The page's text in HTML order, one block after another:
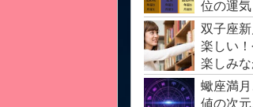
位の運
運
双子座
楽しい
楽しみ
う！
蠍座満
値の次